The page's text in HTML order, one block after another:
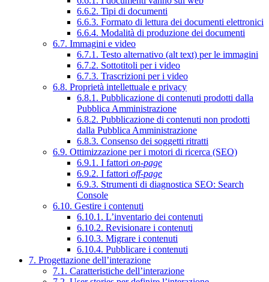
6.6.2. Tipi di documenti
6.6.3. Formato di lettura dei documenti elettronici
6.6.4. Modalità di produzione dei documenti
6.7. Immagini e video
6.7.1. Testo alternativo (alt text) per le immagini
6.7.2. Sottotitoli per i video
6.7.3. Trascrizioni per i video
6.8. Proprietà intellettuale e privacy
6.8.1. Pubblicazione di contenuti prodotti dalla
Pubblica Amministrazione
6.8.2. Pubblicazione di contenuti non prodotti
dalla Pubblica Amministrazione
6.8.3. Consenso dei soggetti ritratti
6.9. Ottimizzazione per i motori di ricerca (SEO)
6.9.1. I fattori on-page
6.9.2. I fattori off-page
6.9.3. Strumenti di diagnostica SEO: Search
Console
6.10. Gestire i contenuti
6.10.1. L’inventario dei contenuti
6.10.2. Revisionare i contenuti
6.10.3. Migrare i contenuti
6.10.4. Pubblicare i contenuti
7. Progettazione dell’interazione
7.1. Caratteristiche dell’interazione